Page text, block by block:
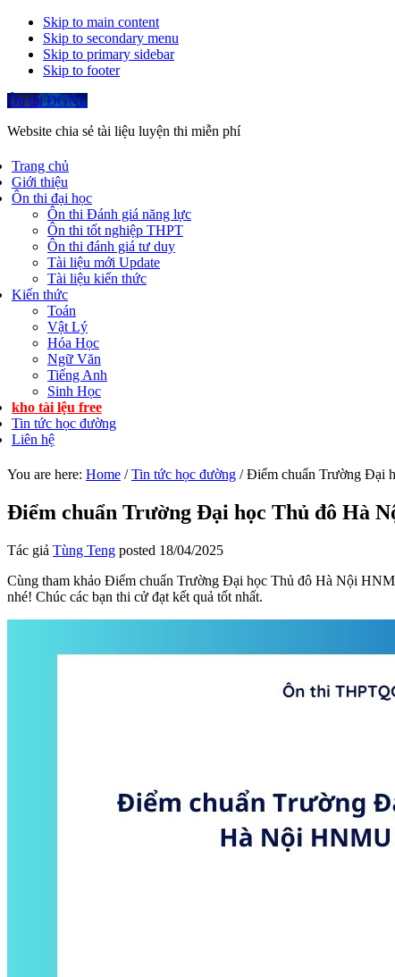
Skip to main content
Skip to secondary menu
Skip to primary sidebar
Skip to footer
Ôn thi ĐGNL
Website chia sẻ tài liệu luyện thi miễn phí
Trang chủ
Giới thiệu
Ôn thi đại học
Ôn thi Đánh giá năng lực
Ôn thi tốt nghiệp THPT
Ôn thi đánh giá tư duy
Tài liệu mới Update
Tài liệu kiến thức
Kiến thức
Toán
Vật Lý
Hóa Học
Ngữ Văn
Tiếng Anh
Sinh Học
kho tài lệu free
Tin tức học đường
Liên hệ
You are here: Home / Tin tức học đường /Điểm chuẩn Trường Đại
Điểm chuẩn Trường Đại học Thủ đô Hà
Tác giả Tùng Teng posted 18/04/2025
Cùng tham khảo Điểm chuẩn Trường Đại học Thủ đô Hà Nội
nhé! Chúc các bạn thi cử đạt kết quả tốt nhất.